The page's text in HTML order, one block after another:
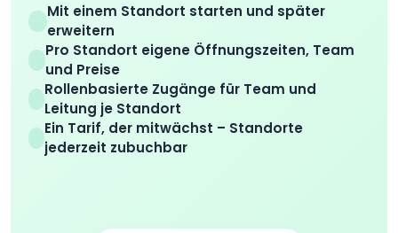
Mit einem Standort starten und später
erweitern
Pro Standort eigene Öffnungszeiten, Team
und Preise
Rollenbasierte Zugänge für Team und
Leitung je Standort
Ein Tarif, der mitwächst – Standorte
jederzeit zubuchbar